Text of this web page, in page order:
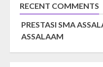
RECENT COMMENTS
PRESTASI SMA
ASSALAAM